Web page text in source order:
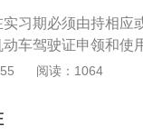
型牵引挂车、无轨
4、申请大型客车
接受全日制驾驶职
19周岁以上，60周
习期必须由持相应
动车驾驶证申领和
路行驶，应当由持
准驾车型驾驶证的
阅读：1064